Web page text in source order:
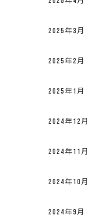
2025年3月
2025年2月
2025年1月
2024年12月
2024年11月
2024年10月
2024年9月